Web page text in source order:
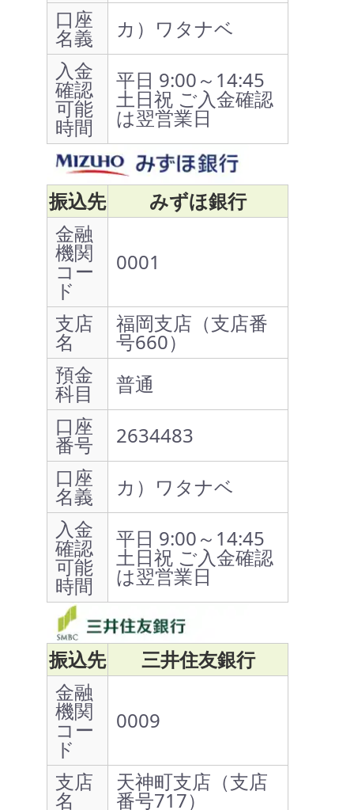
口座
名義
カ）ワタナベ
入金
確認
可能
時間
平日 9:00～14:45
土日祝 ご入金確認
は翌営業日
振込先
みずほ銀行
金融
機関
コー
ド
0001
支店
名
福岡支店（支店番
号660）
預金
科目
普通
口座
番号
2634483
口座
名義
カ）ワタナベ
入金
確認
可能
時間
平日 9:00～14:45
土日祝 ご入金確認
は翌営業日
振込先
三井住友銀行
金融
機関
コー
ド
0009
支店
名
天神町支店（支店
番号717）